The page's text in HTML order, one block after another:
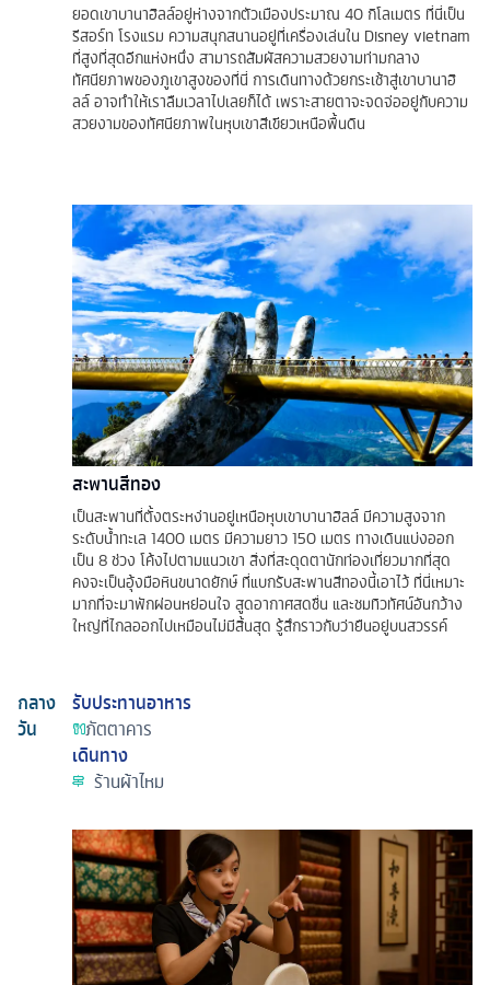
ยอดเขาบานาฮิลล์อยู่ห่างจากตัวเมืองประมาณ 40 กิโลเมตร ที่นี่เป็น
รีสอร์ท โรงแรม ความสนุกสนานอยู่ที่เครื่องเล่นใน Disney vietnam
ที่สูงที่สุดอีกแห่งหนึ่ง สามารถสัมผัสความสวยงามท่ามกลาง
ทัศนียภาพของภูเขาสูงของที่นี่ การเดินทางด้วยกระเช้าสู่เขาบานาฮิ
ลล์ อาจทำให้เราลืมเวลาไปเลยก็ได้ เพราะสายตาจะจดจ่ออยู่กับความ
สวยงามของทัศนียภาพในหุบเขาสีเขียวเหนือพื้นดิน
สะพานสีทอง
เป็นสะพานที่ตั้งตระหง่านอยู่เหนือหุบเขาบานาฮิลล์ มีความสูงจาก
ระดับน้ำทะเล 1400 เมตร มีความยาว 150 เมตร ทางเดินแบ่งออก
เป็น 8 ช่วง โค้งไปตามแนวเขา สิ่งที่สะดุดตานักท่องเที่ยวมากที่สุด
คงจะเป็นอุ้งมือหินขนาดยักษ์ ที่แบกรับสะพานสีทองนี้เอาไว้ ที่นี่เหมาะ
มากที่จะมาพักผ่อนหย่อนใจ สูดอากาศสดชื่น และชมทิวทัศน์อันกว้าง
ใหญ่ที่ไกลออกไปเหมือนไม่มีสิ้นสุด รู้สึกราวกับว่ายืนอยู่บนสวรรค์
กลาง
วัน
รับประทานอาหาร
ภัตตาคาร
เดินทาง
ร้านผ้าไหม